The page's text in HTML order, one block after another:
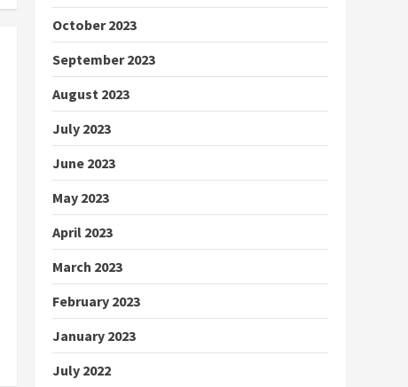
October 2023
September 2023
August 2023
July 2023
June 2023
May 2023
April 2023
March 2023
February 2023
January 2023
July 2022